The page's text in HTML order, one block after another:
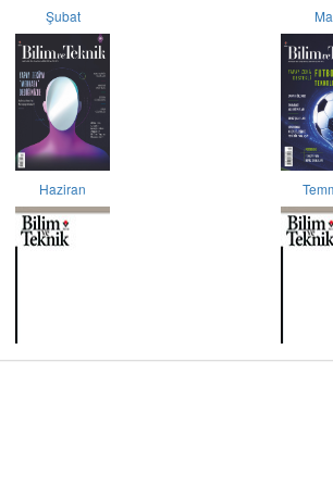
Şubat
Haziran